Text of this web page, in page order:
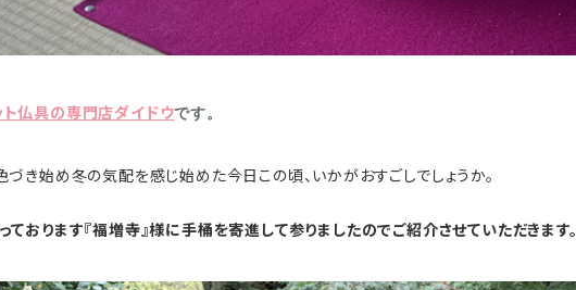
ト仏具の専門店ダイドウです。
づき始め冬の気配を感じ始めた今日この頃、いかがおすごしでしょうか。
おります『福増寺』様に手桶を寄進して参りましたのでご紹介させていただきます